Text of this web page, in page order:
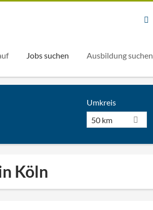
Jobs suchen Ausbildung suchen
Umkreis
50 km
Köln